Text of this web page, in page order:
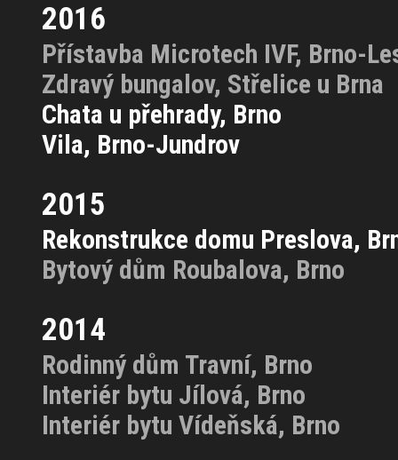
2016
Přístavba Microtech IVF, Brno-
Zdravý bungalov, Střelice u Brna
Chata u přehrady, Brno
Vila, Brno-Jundrov
2015
Rekonstrukce domu Preslova,
Bytový dům Roubalova, Brno
2014
Rodinný dům Travní, Brno
Interiér bytu Jílová, Brno
Interiér bytu Vídeňská, Brno